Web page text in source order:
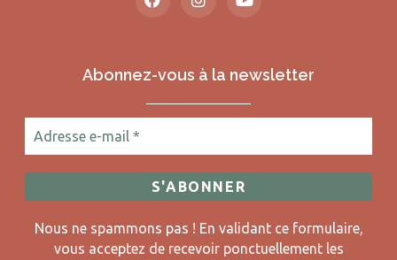
Abonnez-vous à la newsletter
Nous ne spammons pas ! En validant ce formulaire,
vous acceptez de recevoir ponctuellement les